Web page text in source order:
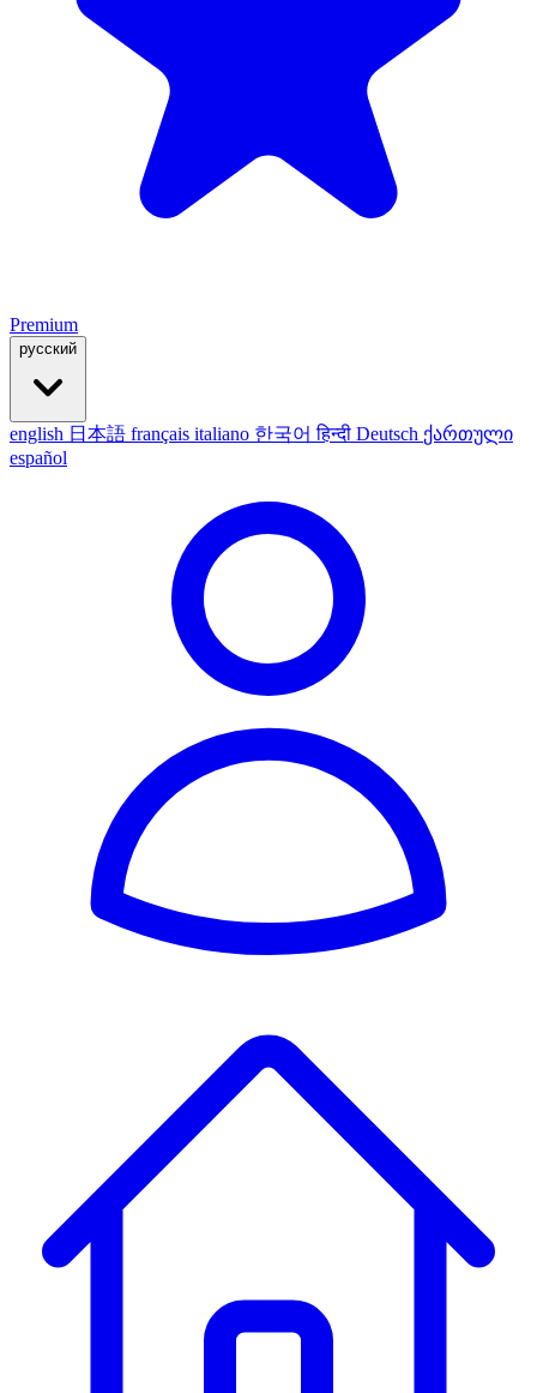
Premium
русский
english 日本語 français italiano 한국어हिन्दी Deutsch ქართული
español